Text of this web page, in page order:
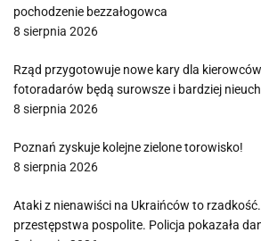
pochodzenie bezzałogowca
8 sierpnia 2026
Rząd przygotowuje nowe kary dla
fotoradarów będą surowsze i bardziej
8 sierpnia 2026
Poznań zyskuje kolejne zielone torowisko!
8 sierpnia 2026
Ataki z nienawiści na Ukraińców to
przestępstwa pospolite. Policja pokazała